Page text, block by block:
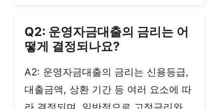
Q2: 운영자금대출의 금리는 어
떻게 결정되나요?
A2: 운영자금대출의 금리는 신용등급,
대출금액, 상환 기간 등 여러 요소에 따